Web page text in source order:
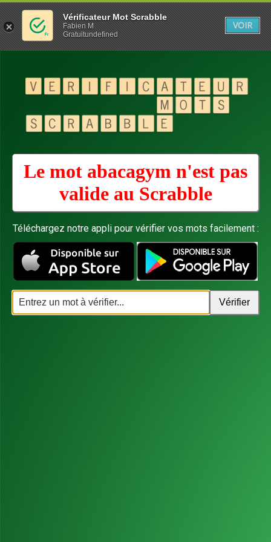
Le mot abacagym n'est pas
valide au Scrabble
Téléchargez notre appli pour vérifier vos mots facilement :
Vérificateur Mot Scrabble
Fabien M
Gratuitundefined
VOIR